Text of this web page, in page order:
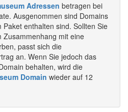
Adressen betragen bei
Ausgenommen sind Domains
enthalten sind. Sollten Sie
Zusammenhang mit eine
passt sich die
an. Wenn Sie jedoch das
behalten, wird die
Domain wieder auf 12